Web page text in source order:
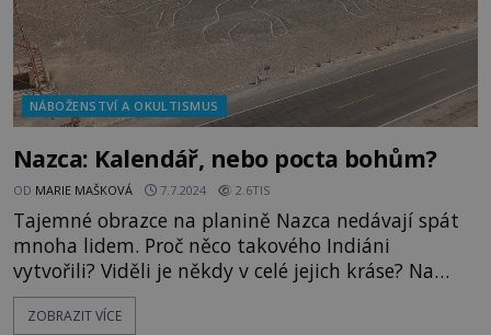
NÁBOŽENSTVÍ A OKULTISMUS
Nazca: Kalendář, nebo pocta bohům?
OD MARIE MAŠKOVÁ 7.7.2024 2.6TIS
Tajemné obrazce na planině Nazca nedávají spát
mnoha lidem. Proč něco takového Indiáni
vytvořili? Viděli je někdy v celé jejich kráse? Na
prvním místě musí potěšit bohy Nejvíce
odborníků tvrdí, že obrazce znamenají především
ZOBRAZIT VÍCE